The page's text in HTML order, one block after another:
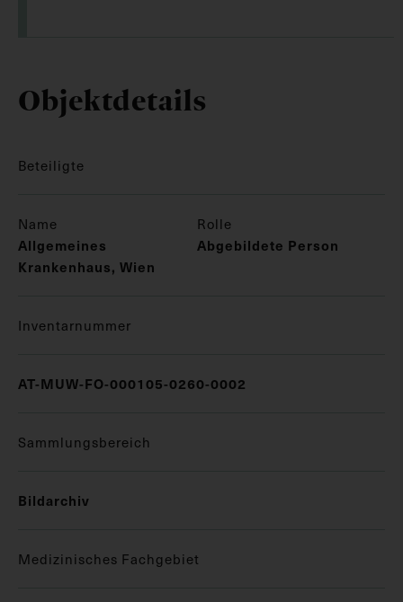
Objektdetails
Beteiligte
Name Rolle
Allgemeines
Krankenhaus, Wien
Abgebildete Person
Inventarnummer
AT-MUW-FO-000105-0260-0002
Sammlungsbereich
Bildarchiv
Medizinisches Fachgebiet